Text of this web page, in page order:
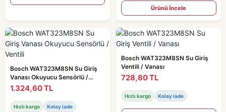
Ürünü İncele
Bosch WAT323M8SN Su Giriş
Vanası Okuyucu Sensörlü /
Ventili
1.324,60 TL
Hızlı kargo Kolay iade
Bosch WAT323M8SN Su Giriş
Ventili / Vanası
728,80 TL
Hızlı kargo Kolay iade